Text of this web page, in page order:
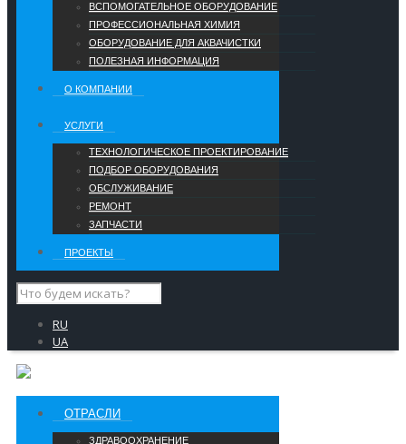
ВСПОМОГАТЕЛЬНОЕ ОБОРУДОВАНИЕ
ПРОФЕССИОНАЛЬНАЯ ХИМИЯ
ОБОРУДОВАНИЕ ДЛЯ АКВАЧИСТКИ
ПОЛЕЗНАЯ ИНФОРМАЦИЯ
О КОМПАНИИ
УCЛУГИ
ТЕХНОЛОГИЧЕСКОЕ ПРОЕКТИРОВАНИЕ
ПОДБОР ОБОРУДОВАНИЯ
ОБСЛУЖИВАНИЕ
РЕМОНТ
ЗАПЧАСТИ
ПРОЕКТЫ
RU
UA
ОТРАСЛИ
ЗДРАВООХРАНЕНИЕ